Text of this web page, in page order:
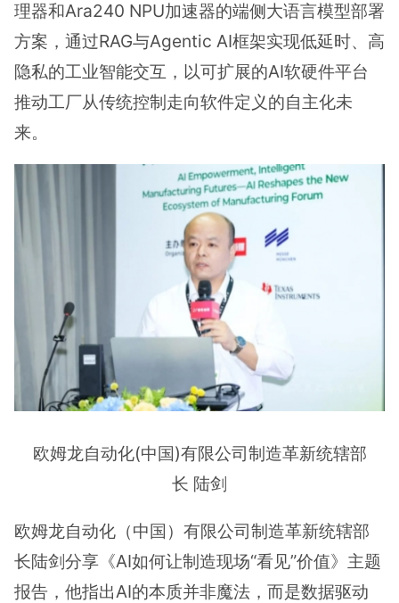
理器和Ara240 NPU加速器的端侧大语言模型部署
方案，通过RAG与Agentic AI框架实现低延时、高
隐私的工业智能交互，以可扩展的AI软硬件平台
推动工厂从传统控制走向软件定义的自主化未
来。
欧姆龙自动化(中国)有限公司制造革新统辖部
长 陆剑
欧姆龙自动化（中国）有限公司制造革新统辖部
长陆剑分享《AI如何让制造现场“看见”价值》主题
报告，他指出AI的本质并非魔法，而是数据驱动